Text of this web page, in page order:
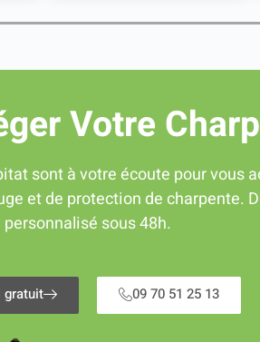
Votre
sont à votre écoute pour vous
et de protection de charpente.
personnalisé sous 48h.
gratuit 09 70 51 25 13